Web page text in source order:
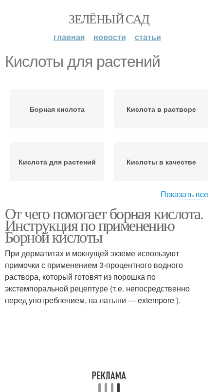
ЗЕЛЁНЫЙ САД
главная новости статьи
Кислоты для растений
Борная кислота Кислота в растворе
Кислота для растений Кислоты в качестве
кислотой
кислотой
Кислоты для глаз
Кислоты для
уничтожения
Показать все
От чего помогает борная кислота.
Инструкция по применению
Борной кислоты
При дерматитах и мокнущей экземе используют
примочки с применением 3-процентного водного
раствора, который готовят из порошка по
экстемпоральной рецептуре (т.е. непосредственно
перед употреблением, на латыни — extempore ).